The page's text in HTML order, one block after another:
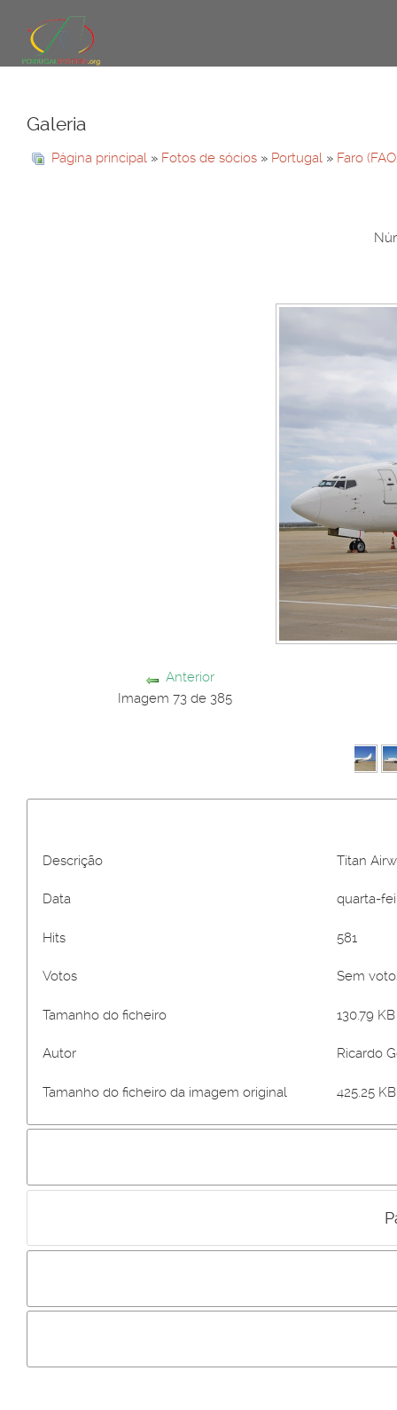
Galeria
Página principal » Fotos de sócios » Portugal » Faro
Anterior
Imagem 73 de 385
Descrição Titan
Data quarta-
Hits 581
Votos Sem
Tamanho do ficheiro 130.79
Autor Ricardo
Tamanho do ficheiro da imagem original 425.25
Incluir imagem :
Os
Primeiro autentique-se...